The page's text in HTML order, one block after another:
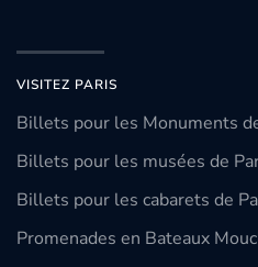
VISITEZ PARIS
Billets pour les Monuments
Billets pour les musées de
Billets pour les cabarets de
Promenades en Bateaux